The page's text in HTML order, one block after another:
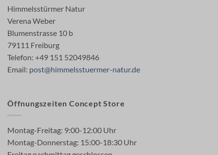
Himmelsstürmer Natur
Verena Weber
Blumenstrasse 10 b
79111 Freiburg
Telefon: +49 151 52049846
Email: post@himmelsstuermer-natur.de
Öffnungszeiten Concept Store
Montag-Freitag: 9:00-12:00 Uhr
Montag-Donnerstag: 15:00-18:30 Uhr